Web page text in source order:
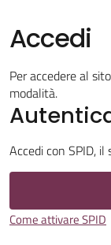
Novità
Servizi
Menu
Vivere
Accedi
Per accedere al
modalità.
Accedi con SPID,
Come attivare SPID